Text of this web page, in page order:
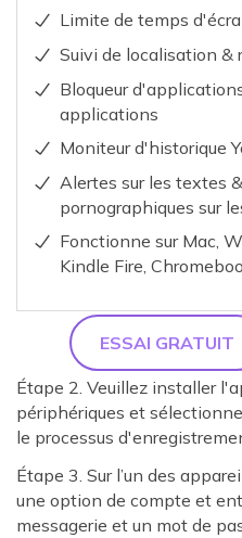
Limite de temps
Suivi de localisation &
Bloqueur
applications
Moniteur d'historique
Alertes sur les textes
pornographiques sur
Fonctionne sur Mac,
Kindle Fire,
ESSAI GRATUIT
Étape 2. Veuillez installer
périphériques et
le processus
Étape 3. Sur l’un des
une option de compte et
messagerie et un mot de